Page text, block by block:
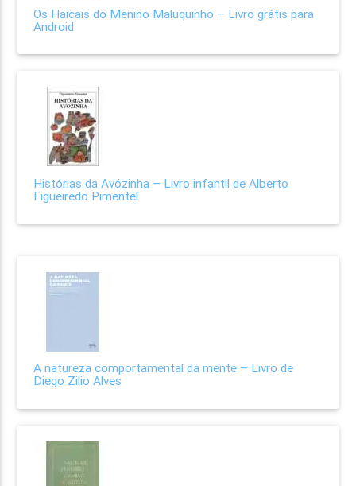
Os Haicais do Menino Maluquinho – Livro grátis para
Android
Histórias da Avózinha – Livro infantil de Alberto
Figueiredo Pimentel
A natureza comportamental da mente – Livro de
Diego Zilio Alves